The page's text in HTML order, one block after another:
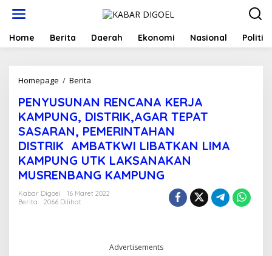
Home Berita Daerah Ekonomi Nasional Politik
Homepage / Berita
KERJA
KAMPUNG,
DISTRIK,AGAR
TEPAT
SASARAN,
PEMERINTAHAN
DISTRIK AMBATKWI
LIBATKAN
LIMA
KAMPUNG
PENYUSUNAN RENCANA KERJA
KAMPUNG, DISTRIK,AGAR TEPAT
SASARAN, PEMERINTAHAN
DISTRIK AMBATKWI LIBATKAN LIMA
KAMPUNG UTK LAKSANAKAN
MUSRENBANG KAMPUNG
Kabar Digoel
16 Maret 2022
Berita
2066 Dilihat
Advertisements